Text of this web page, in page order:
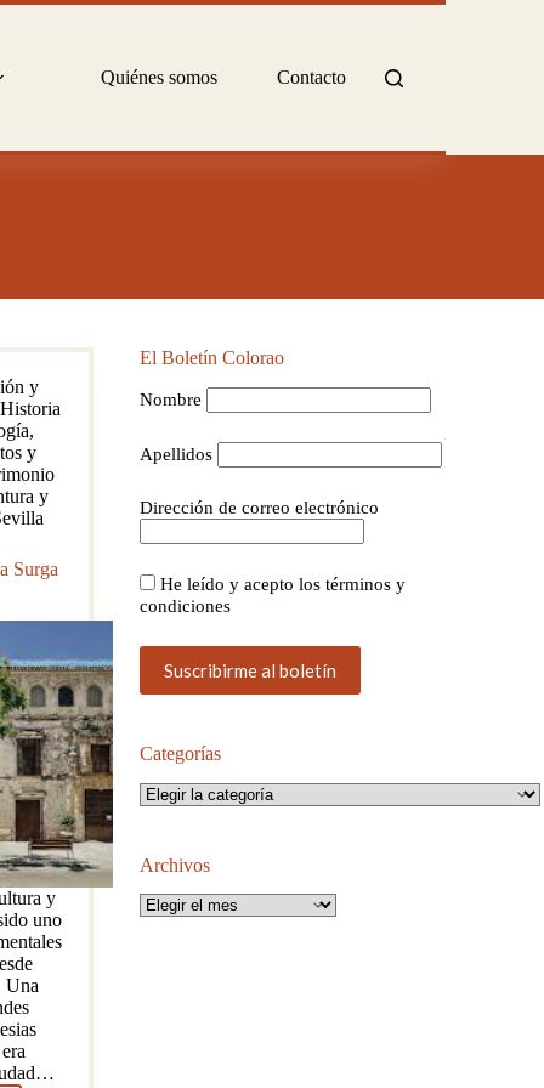
Quiénes somos Contacto
y
Historia
,
y
y
Surga
y
uno
Una
El Boletín Colorao
Nombre
Apellidos
Dirección de correo electrónico
He leído y acepto los términos y
condiciones
Categorías
Categorías
Archivos
Archivos